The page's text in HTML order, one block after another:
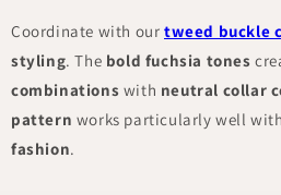
Coordinate with our tweed buckle
styling. The bold fuchsia tones
combinations with neutral collar
pattern works particularly well
fashion.